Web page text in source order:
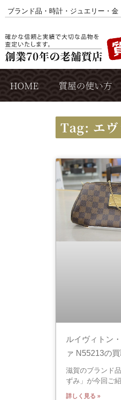
ブランド品・時計・ジュエリー・
HOME 質屋の使い方
Tag: エヴ
ルイヴィトン
ァ N55213の
滋賀のブランド
ずみ」が今回ご
詳しく見る »